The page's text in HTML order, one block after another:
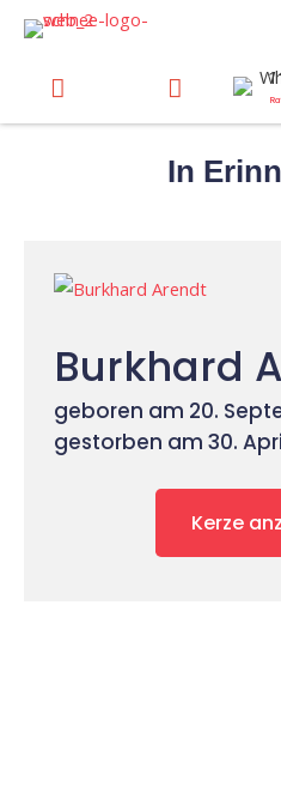
Zum
Inhalt
springen
In
Burkhard
geboren am 20.
gestorben am 30.
Kerze